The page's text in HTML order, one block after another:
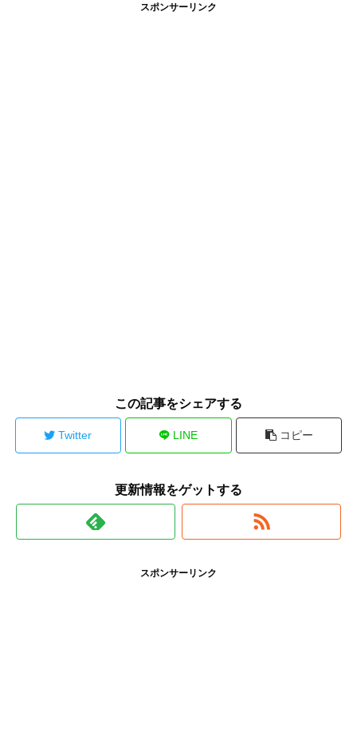
スポンサーリンク
この記事をシェアする
Twitter LINE コピー
更新情報をゲットする
スポンサーリンク